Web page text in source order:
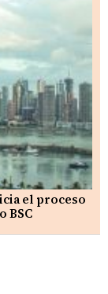
el proceso
BSC